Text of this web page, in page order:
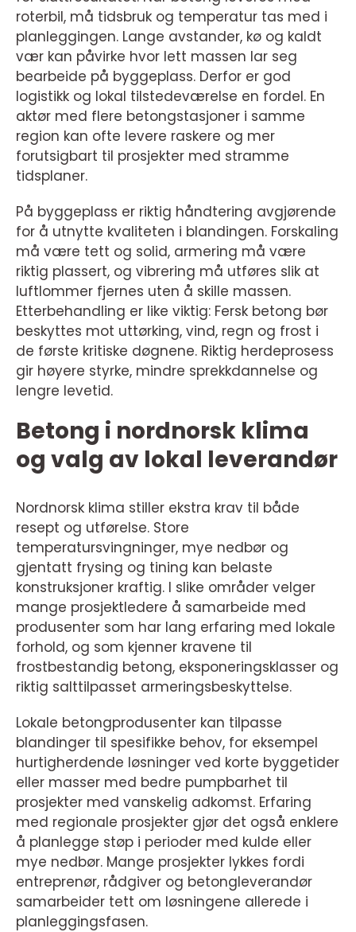
roterbil, må tidsbruk og temperatur tas med i
planleggingen. Lange avstander, kø og kaldt
vær kan påvirke hvor lett massen lar seg
bearbeide på byggeplass. Derfor er god
logistikk og lokal tilstedeværelse en fordel. En
aktør med flere betongstasjoner i samme
region kan ofte levere raskere og mer
forutsigbart til prosjekter med stramme
tidsplaner.
På byggeplass er riktig håndtering avgjørende
for å utnytte kvaliteten i blandingen. Forskaling
må være tett og solid, armering må være
riktig plassert, og vibrering må utføres slik at
luftlommer fjernes uten å skille massen.
Etterbehandling er like viktig: Fersk betong bør
beskyttes mot uttørking, vind, regn og frost i
de første kritiske døgnene. Riktig herdeprosess
gir høyere styrke, mindre sprekkdannelse og
lengre levetid.
Betong i nordnorsk klima
og valg av lokal leverandør
Nordnorsk klima stiller ekstra krav til både
resept og utførelse. Store
temperatursvingninger, mye nedbør og
gjentatt frysing og tining kan belaste
konstruksjoner kraftig. I slike områder velger
mange prosjektledere å samarbeide med
produsenter som har lang erfaring med lokale
forhold, og som kjenner kravene til
frostbestandig betong, eksponeringsklasser og
riktig salttilpasset armeringsbeskyttelse.
Lokale betongprodusenter kan tilpasse
blandinger til spesifikke behov, for eksempel
hurtigherdende løsninger ved korte byggetider
eller masser med bedre pumpbarhet til
prosjekter med vanskelig adkomst. Erfaring
med regionale prosjekter gjør det også enklere
å planlegge støp i perioder med kulde eller
mye nedbør. Mange prosjekter lykkes fordi
entreprenør, rådgiver og betongleverandør
samarbeider tett om løsningene allerede i
planleggingsfasen.